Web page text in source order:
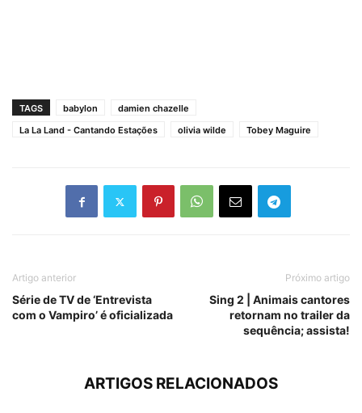
TAGS babylon
damien chazelle
La La Land - Cantando Estações
olivia wilde Tobey Maguire
Artigo anterior
Série de TV de ‘Entrevista
com o Vampiro’ é oficializada
Próximo artigo
Sing 2 | Animais cantores
retornam no trailer da
sequência; assista!
ARTIGOS RELACIONADOS